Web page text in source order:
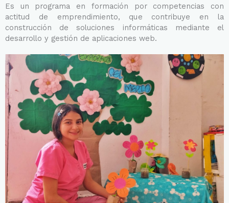
Es un programa en formación por competencias con
actitud de emprendimiento, que contribuye en la
construcción de soluciones informáticas mediante el
desarrollo y gestión de aplicaciones web.